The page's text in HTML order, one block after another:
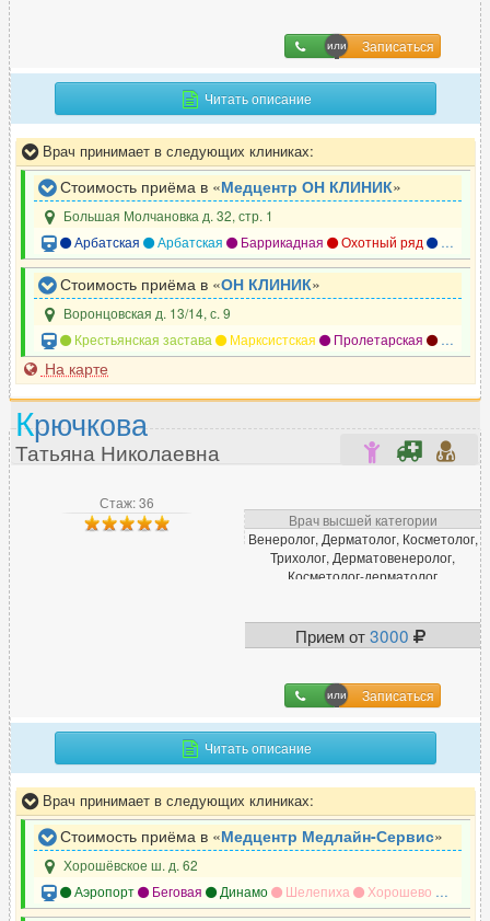
Записаться
Читать описание
Врач принимает в следующих клиниках:
Стоимость приёма в «Медцентр ОН КЛИНИК»
Большая Молчановка д. 32, стр. 1
Арбатская
Арбатская Баррикадная Охотный ряд Смоленская
Стоимость приёма в «ОН КЛИНИК»
Воронцовская д. 13/14, с. 9
Крестьянская застава
Марксистская Пролетарская Таганская
На карте
Стаж: 36
Врач высшей категории
Венеролог, Дерматолог, Косметолог,
Трихолог, Дерматовенеролог,
Косметолог-дерматолог
Прием от3000
Записаться
Крючкова
Татьяна Николаевна
Читать описание
Врач принимает в следующих клиниках:
Стоимость приёма в «Медцентр Медлайн-Сервис»
Хорошёвское ш. д. 62
Аэропорт
Беговая Динамо Шелепиха Хорошево